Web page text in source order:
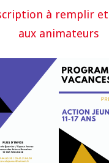
à remplir
aux animateurs